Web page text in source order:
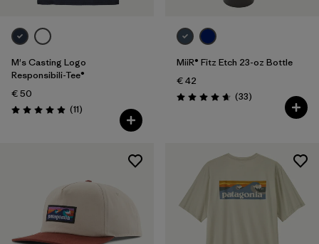
M's Casting Logo
Responsibili-Tee®
€ 50
Évaluation: 4.9 / 5
(11Avis
)
MiiR® Fitz Etch 23-oz Bottle
€ 42
Évaluation: 4.7 / 5
(33Avis
)